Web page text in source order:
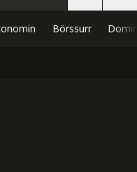
Börssurr